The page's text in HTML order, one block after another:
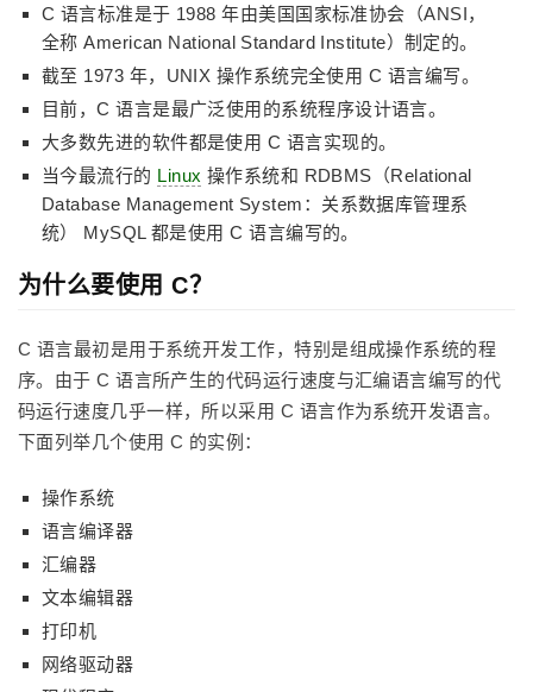
C 语言标准是于 1988 年由美国国家标准协会（ANSI，
全称 American National Standard Institute）制定的。
截至 1973 年，UNIX 操作系统完全使用 C 语言编写。
目前，C 语言是最广泛使用的系统程序设计语言。
大多数先进的软件都是使用 C 语言实现的。
当今最流行的 Linux 操作系统和 RDBMS（Relational
Database Management System：关系数据库管理系
统） MySQL 都是使用 C 语言编写的。
为什么要使用 C？
C 语言最初是用于系统开发工作，特别是组成操作系统的程
序。由于 C 语言所产生的代码运行速度与汇编语言编写的代
码运行速度几乎一样，所以采用 C 语言作为系统开发语言。
下面列举几个使用 C 的实例：
操作系统
语言编译器
汇编器
文本编辑器
打印机
网络驱动器